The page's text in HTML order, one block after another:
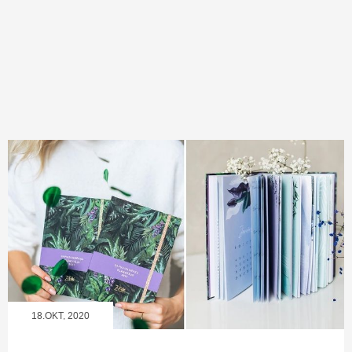
18.OKT, 2020